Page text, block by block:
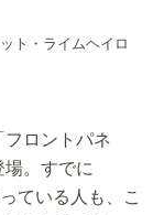
ト・ライムヘイロ
フロントパネ
。すでに
ている人も、こ